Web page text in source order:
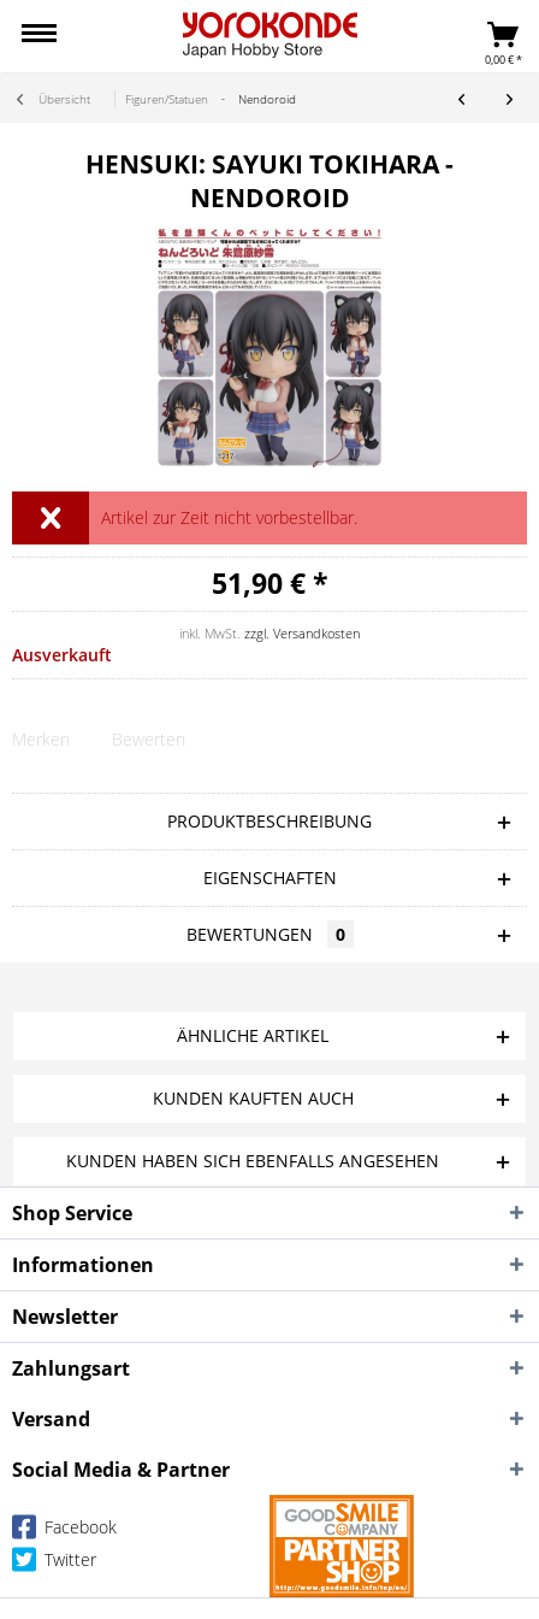
0,00 € *
Übersicht Figuren/Statuen Nendoroid
HENSUKI: SAYUKI TOKIHARA -
NENDOROID
Artikel zur Zeit nicht vorbestellbar.
51,90 € *
inkl. MwSt. zzgl. Versandkosten
Ausverkauft
Merken Bewerten
PRODUKTBESCHREIBUNG
EIGENSCHAFTEN
BEWERTUNGEN 0
ÄHNLICHE ARTIKEL
KUNDEN KAUFTEN AUCH
KUNDEN HABEN SICH EBENFALLS ANGESEHEN
Shop Service
Informationen
Newsletter
Zahlungsart
Versand
Social Media & Partner
Facebook
Twitter